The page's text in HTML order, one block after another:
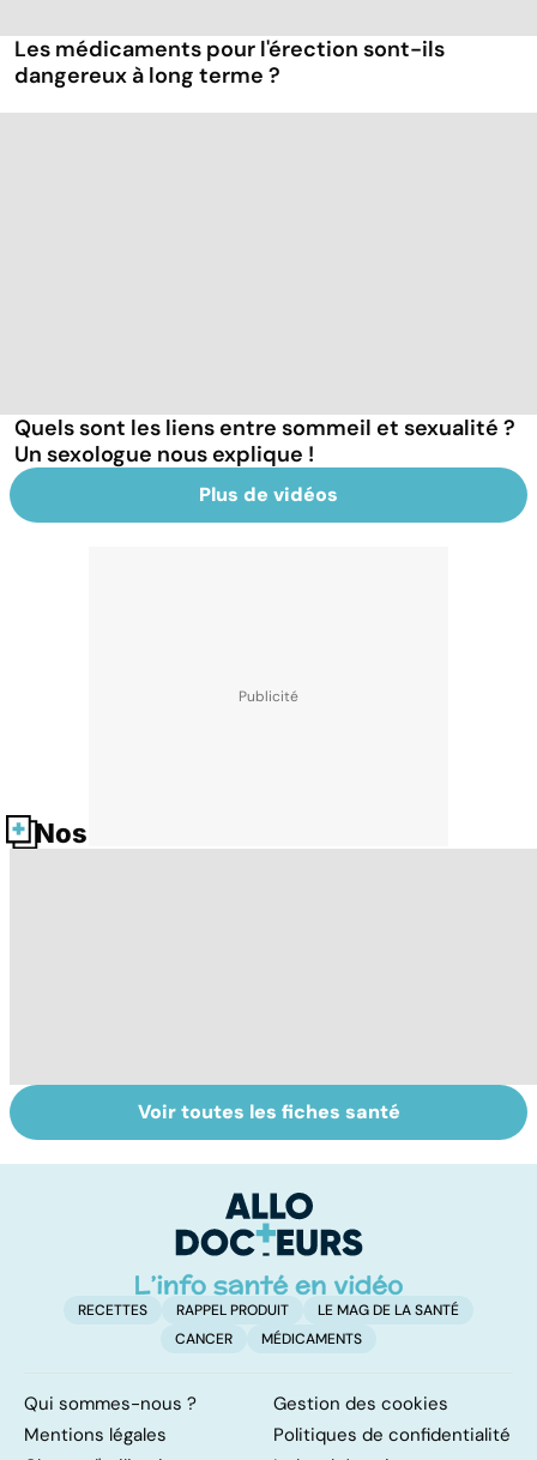
Les médicaments pour l'érection sont-ils
dangereux à long terme ?
Quels sont les liens entre sommeil et sexualité ?
Un sexologue nous explique !
Plus de vidéos
Nos fiches santé
Troubles de
l'érection :
Tout savoir sur
les infections
Voir toutes les fiches santé
RECETTES RAPPEL PRODUIT
LE MAG DE LA SANTÉ
CANCER
MÉDICAMENTS
Qui sommes-nous ?
Gestion des cookies
Mentions légales
Politiques de confidentialité